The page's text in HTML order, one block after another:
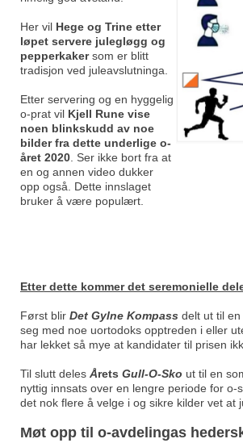
Her vil Hege og Trine etter
løpet servere julegløgg og
pepperkakersom er blitt
tradisjon ved juleavslutninga.
Etter servering og en hyggelig
o-prat vil Kjell Rune vise
noen blinkskudd av noe
bilder fra dette underlige o-
året 2020 . Ser ikke bort fra at
en og annen video dukker
opp også. Dette innslaget
bruker å være populært.
Etter dette kommer det seremonielle
Først blir Det Gylne Kompass delt ut til
seg med noe uortodoks opptreden i eller
har lekket så mye at kandidater til prisen
Til slutt deles Årets Gull-O-Sko ut til en
nyttig innsats over en lengre periode for o-
det nok flere å velge i og sikre kilder vet at
Møt opp til o-avdelingas